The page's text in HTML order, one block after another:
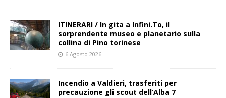
ITINERARI / In gita a Infini.To, il
sorprendente museo e planetario sulla
collina di Pino torinese
6 Agosto 2026
Incendio a Valdieri, trasferiti per
precauzione gli scout dell’Alba 7